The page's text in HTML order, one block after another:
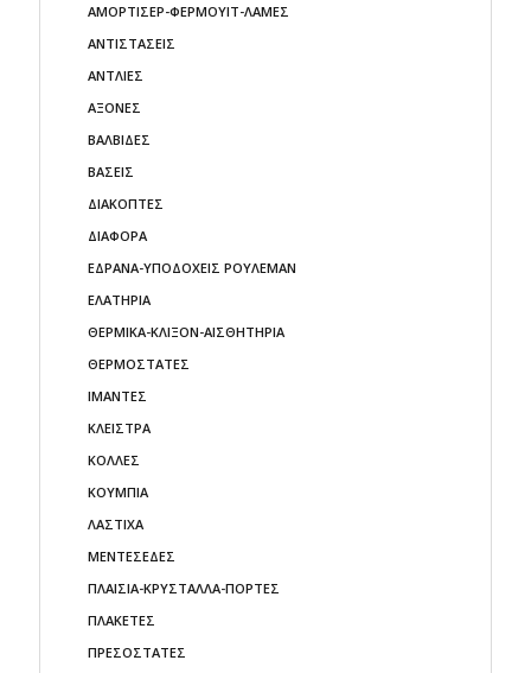
ΑΜΟΡΤΙΣΕΡ-ΦΕΡΜΟΥΙΤ-ΛΑΜΕΣ
ΑΝΤΙΣΤΑΣΕΙΣ
ΑΝΤΛΙΕΣ
ΑΞΟΝΕΣ
ΒΑΛΒΙΔΕΣ
ΒΑΣΕΙΣ
ΔΙΑΚΟΠΤΕΣ
ΔΙΑΦΟΡΑ
ΕΔΡΑΝΑ-ΥΠΟΔΟΧΕΙΣ ΡΟΥΛΕΜΑΝ
ΕΛΑΤΗΡΙΑ
ΘΕΡΜΙΚΑ-ΚΛΙΞΟΝ-ΑΙΣΘΗΤΗΡΙΑ
ΘΕΡΜΟΣΤΑΤΕΣ
ΙΜΑΝΤΕΣ
ΚΛΕΙΣΤΡΑ
ΚΟΛΛΕΣ
ΚΟΥΜΠΙΑ
ΛΑΣΤΙΧΑ
ΜΕΝΤΕΣΕΔΕΣ
ΠΛΑΙΣΙΑ-ΚΡΥΣΤΑΛΛΑ-ΠΟΡΤΕΣ
ΠΛΑΚΕΤΕΣ
ΠΡΕΣΟΣΤΑΤΕΣ